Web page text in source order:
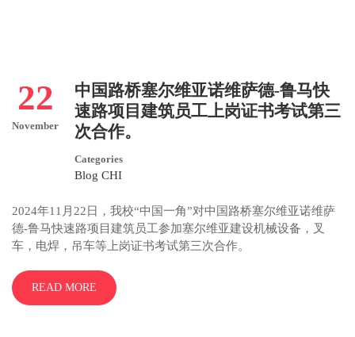
22
November
中国路桥塞尔维亚诺维萨德-鲁马快
速路项目建筑员工上岗证书考试第三
次合作。
Categories
Blog CHI
2024年11月22日，我校“中国一角”对中国路桥塞尔维亚诺维萨
德-鲁马快速路项目建筑员工参加塞尔维亚建设机械设备，叉
车，电焊，吊车等上岗证书考试第三次合作。
READ MORE